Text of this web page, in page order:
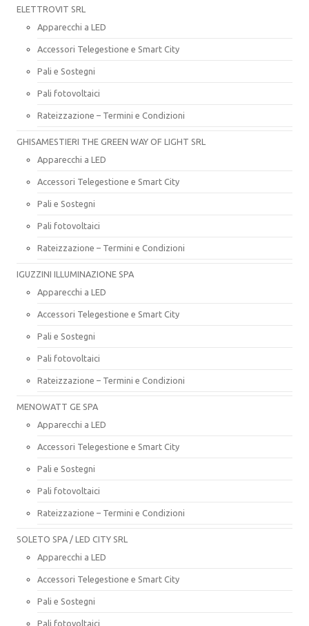
ELETTROVIT SRL
Apparecchi a LED
Accessori Telegestione e Smart City
Pali e Sostegni
Pali fotovoltaici
Rateizzazione – Termini e Condizioni
GHISAMESTIERI THE GREEN WAY OF LIGHT SRL
Apparecchi a LED
Accessori Telegestione e Smart City
Pali e Sostegni
Pali fotovoltaici
Rateizzazione – Termini e Condizioni
IGUZZINI ILLUMINAZIONE SPA
Apparecchi a LED
Accessori Telegestione e Smart City
Pali e Sostegni
Pali fotovoltaici
Rateizzazione – Termini e Condizioni
MENOWATT GE SPA
Apparecchi a LED
Accessori Telegestione e Smart City
Pali e Sostegni
Pali fotovoltaici
Rateizzazione – Termini e Condizioni
SOLETO SPA / LED CITY SRL
Apparecchi a LED
Accessori Telegestione e Smart City
Pali e Sostegni
Pali fotovoltaici